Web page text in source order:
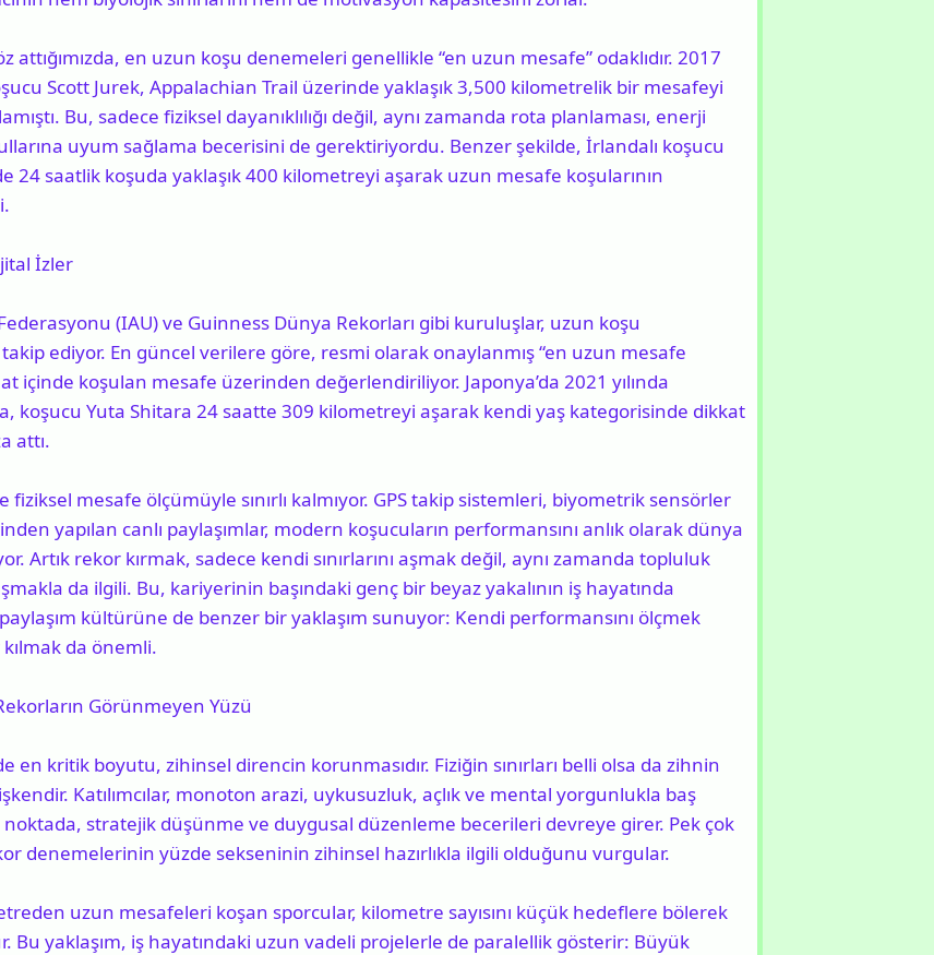
attığımızda, en uzun koşu denemeleri genellikle “en uzun mesafe” odaklıdır. 2017
Scott Jurek, Appalachian Trail üzerinde yaklaşık 3,500 kilometrelik bir mesafeyi
Bu, sadece fiziksel dayanıklılığı değil, aynı zamanda rota planlaması, enerji
uyum sağlama becerisini de gerektiriyordu. Benzer şekilde, İrlandalı koşucu
24 saatlik koşuda yaklaşık 400 kilometreyi aşarak uzun mesafe koşularının
İzler
(IAU) ve Guinness Dünya Rekorları gibi kuruluşlar, uzun koşu
ediyor. En güncel verilere göre, resmi olarak onaylanmış “en uzun mesafe
içinde koşulan mesafe üzerinden değerlendiriliyor. Japonya’da 2021 yılında
koşucu Yuta Shitara 24 saatte 309 kilometreyi aşarak kendi yaş kategorisinde dikkat
attı.
fiziksel mesafe ölçümüyle sınırlı kalmıyor. GPS takip sistemleri, biyometrik sensörler
yapılan canlı paylaşımlar, modern koşucuların performansını anlık olarak dünya
Artık rekor kırmak, sadece kendi sınırlarını aşmak değil, aynı zamanda topluluk
da ilgili. Bu, kariyerinin başındaki genç bir beyaz yakalının iş hayatında
kültürüne de benzer bir yaklaşım sunuyor: Kendi performansını ölçmek
da önemli.
Görünmeyen Yüzü
en kritik boyutu, zihinsel direncin korunmasıdır. Fiziğin sınırları belli olsa da zihnin
Katılımcılar, monoton arazi, uykusuzluk, açlık ve mental yorgunlukla baş
noktada, stratejik düşünme ve duygusal düzenleme becerileri devreye girer. Pek çok
denemelerinin yüzde sekseninin zihinsel hazırlıkla ilgili olduğunu vurgular.
uzun mesafeleri koşan sporcular, kilometre sayısını küçük hedeflere bölerek
Bu yaklaşım, iş hayatındaki uzun vadeli projelerle de paralellik gösterir: Büyük